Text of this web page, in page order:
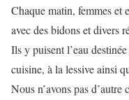
Chaque matin, femmes et
avec des bidons et divers
Ils y puisent l’eau
cuisine, à la lessive ainsi
Nous n’avons pas